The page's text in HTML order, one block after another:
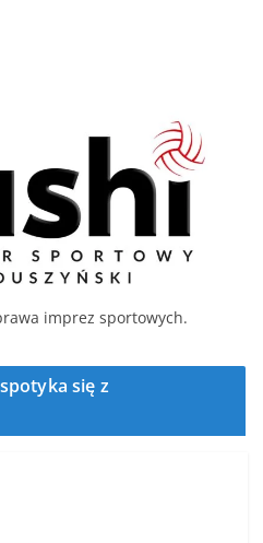
imprez sportowych.
się z